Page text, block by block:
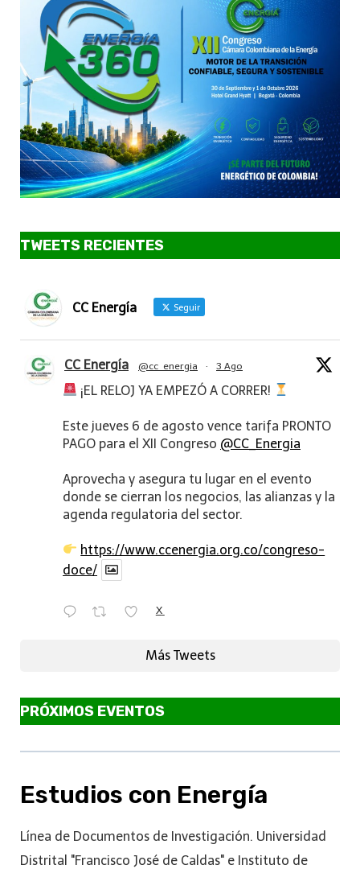
TWEETS RECIENTES
CC Energía Seguir
CC Energía @cc_energia · 3 Ago
¡EL RELOJ YA EMPEZÓ A CORRER!
Este jueves 6 de agosto vence tarifa PRONTO
PAGO para el XII Congreso @CC_Energia
Aprovecha y asegura tu lugar en el evento
donde se cierran los negocios, las alianzas y la
agenda regulatoria del sector.
https://www.ccenergia.org.co/congreso-
doce/
X
Más Tweets
PRÓXIMOS EVENTOS
Estudios con Energía
Línea de Documentos de Investigación. Universidad
Distrital "Francisco José de Caldas" e Instituto de